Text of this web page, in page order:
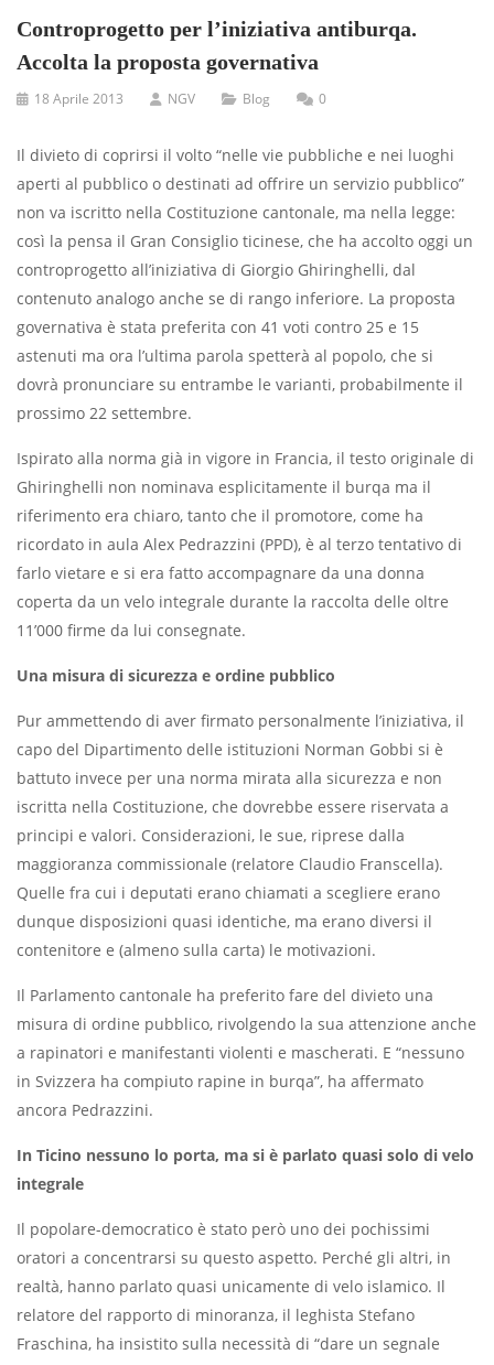
Controprogetto per l’iniziativa antiburqa.
Accolta la proposta governativa
18 Aprile 2013 NGV Blog 0
Il divieto di coprirsi il volto “nelle vie pubbliche e nei luoghi
aperti al pubblico o destinati ad offrire un servizio pubblico”
non va iscritto nella Costituzione cantonale, ma nella legge:
così la pensa il Gran Consiglio ticinese, che ha accolto oggi un
controprogetto all’iniziativa di Giorgio Ghiringhelli, dal
contenuto analogo anche se di rango inferiore. La proposta
governativa è stata preferita con 41 voti contro 25 e 15
astenuti ma ora l’ultima parola spetterà al popolo, che si
dovrà pronunciare su entrambe le varianti, probabilmente il
prossimo 22 settembre.
Ispirato alla norma già in vigore in Francia, il testo originale di
Ghiringhelli non nominava esplicitamente il burqa ma il
riferimento era chiaro, tanto che il promotore, come ha
ricordato in aula Alex Pedrazzini (PPD), è al terzo tentativo di
farlo vietare e si era fatto accompagnare da una donna
coperta da un velo integrale durante la raccolta delle oltre
11’000 firme da lui consegnate.
Una misura di sicurezza e ordine pubblico
Pur ammettendo di aver firmato personalmente l’iniziativa, il
capo del Dipartimento delle istituzioni Norman Gobbi si è
battuto invece per una norma mirata alla sicurezza e non
iscritta nella Costituzione, che dovrebbe essere riservata a
principi e valori. Considerazioni, le sue, riprese dalla
maggioranza commissionale (relatore Claudio Franscella).
Quelle fra cui i deputati erano chiamati a scegliere erano
dunque disposizioni quasi identiche, ma erano diversi il
contenitore e (almeno sulla carta) le motivazioni.
Il Parlamento cantonale ha preferito fare del divieto una
misura di ordine pubblico, rivolgendo la sua attenzione anche
a rapinatori e manifestanti violenti e mascherati. E “nessuno
in Svizzera ha compiuto rapine in burqa”, ha affermato
ancora Pedrazzini.
In Ticino nessuno lo porta, ma si è parlato quasi solo di velo
integrale
Il popolare-democratico è stato però uno dei pochissimi
oratori a concentrarsi su questo aspetto. Perché gli altri, in
realtà, hanno parlato quasi unicamente di velo islamico. Il
relatore del rapporto di minoranza, il leghista Stefano
Fraschina, ha insistito sulla necessità di “dare un segnale